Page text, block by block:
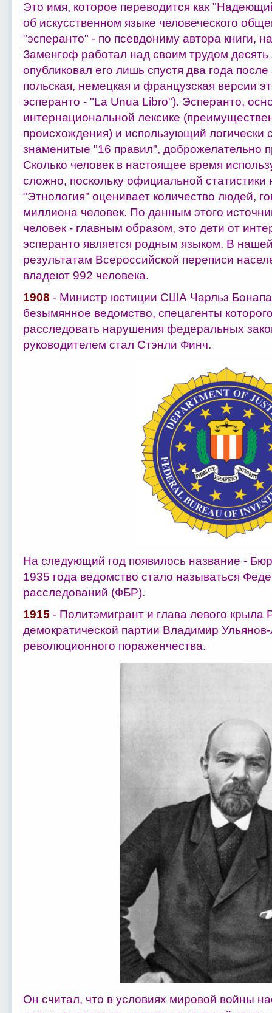
Это имя, которое переводится как
об искусственном языке человеческого
"эсперанто" - по псевдониму автора книги,
Заменгоф работал над своим трудом десять
опубликовал его лишь спустя два года
польская, немецкая и французская версии
эсперанто - "La Unua Libro"). Эсперанто,
интернациональной лексике
происхождения) и использующий логически
знаменитые "16 правил", доброжелательно
Сколько человек в настоящее время
сложно, поскольку официальной статистики
"Этнология" оценивает количество людей,
миллиона человек. По данным этого
человек - главным образом, это дети от
эсперанто является родным языком. В
результатам Всероссийской переписи
владеют 992 человека.
1908 - Министр юстиции США Чарльз
безымянное ведомство, спецагенты
расследовать нарушения федеральных
руководителем стал Стэнли Финч.
На следующий год появилось название -
1935 года ведомство стало называться
расследований (ФБР).
1915 - Политэмигрант и глава левого крыла
демократической партии Владимир
революционного пораженчества.
Он считал, что в условиях мировой войны